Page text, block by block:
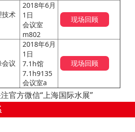
技术
2018年6月
1日
会议室
m802
现场回顾
议
2018年6月
1日
7.1h馆
7.1h9135
会议室a
现场回顾
官方微信“上海国际水展”